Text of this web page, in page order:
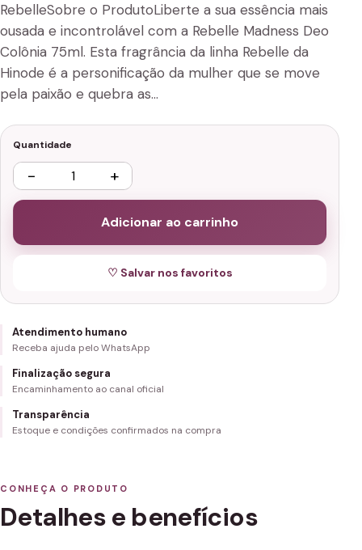
RebelleSobre o ProdutoLiberte a sua essência mais
ousada e incontrolável com a Rebelle Madness Deo
Colônia 75ml. Esta fragrância da linha Rebelle da
Hinode é a personificação da mulher que se move
pela paixão e quebra as…
Quantidade
− +
Adicionar ao carrinho
♡ Salvar nos favoritos
Atendimento humano
Receba ajuda pelo WhatsApp
Finalização segura
Encaminhamento ao canal oficial
Transparência
Estoque e condições confirmados na compra
CONHEÇA O PRODUTO
Detalhes e benefícios